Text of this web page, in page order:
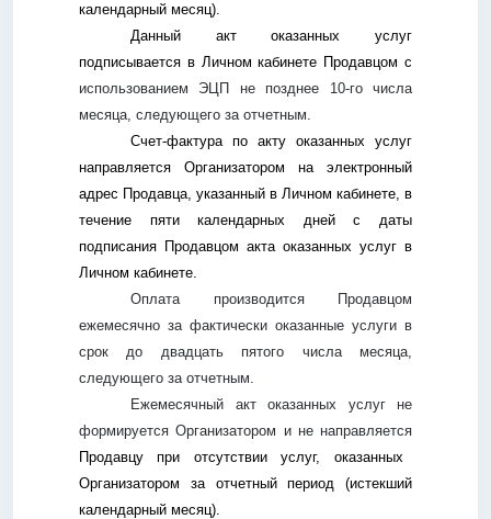
календарный месяц).
Данный акт оказанных услуг
подписывается в Личном кабинете Продавцом с
использованием ЭЦП не позднее 10-го числа
месяца, следующего за отчетным.
Счет-фактура по акту оказанных услуг
направляется Организатором на электронный
адрес Продавца, указанный в Личном кабинете, в
течение пяти календарных дней с даты
подписания Продавцом акта оказанных услуг в
Личном кабинете.
Оплата производится Продавцом
ежемесячно за фактически оказанные услуги в
срок до двадцать пятого числа месяца,
следующего за отчетным.
Ежемесячный акт оказанных услуг не
формируется Организатором и не направляется
Продавцу при отсутствии услуг, оказанных
Организатором за отчетный период (истекший
календарный месяц).